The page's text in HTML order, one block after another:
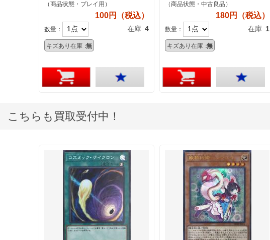
（商品状態・プレイ用）
100円（税込）
数量： 在庫 4
キズあり在庫：無
（商品状態・中古良品）
180円（税込）
数量： 在庫 1
キズあり在庫：無
こちらも買取受付中！